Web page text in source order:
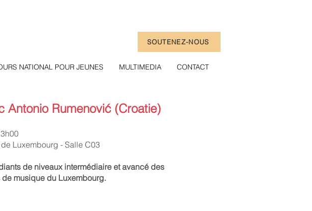
SOUTENEZ-NOUS
NATIONAL POUR JEUNES MULTIMEDIA CONTACT
Antonio Rumenović (Croatie)
Luxembourg - Salle C03
de niveaux intermédiaire et avancé des
musique du Luxembourg.